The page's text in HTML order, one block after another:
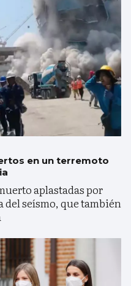
en un terremoto
aplastadas por
seísmo, que también